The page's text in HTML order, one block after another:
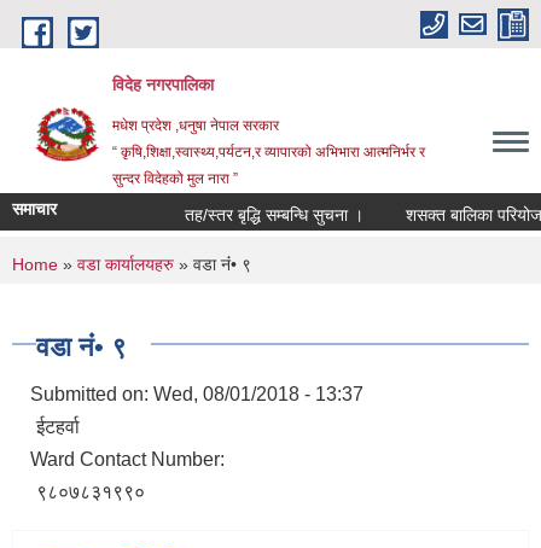
Skip to main content
विदेह नगरपालिका
मधेश प्रदेश ,धनुषा नेपाल सरकार
“ कृषि,शिक्षा,स्वास्थ्य,पर्यटन,र व्यापारको अभिभारा आत्मनिर्भर र
सुन्दर विदेहको मुल नारा ”
समाचार तह/स्तर बृद्धि सम्बन्धि सुचना । शसक्त बालिका
You are here
Home » वडा कार्यालयहरु » वडा नंं• ९
वडा नंं• ९
Submitted on: Wed, 08/01/2018 - 13:37
ईटहर्वा
Ward Contact Number:
९८०७८३१९९०